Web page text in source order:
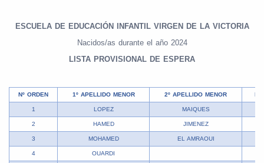
ESCUELA DE EDUCACIÓN INFANTIL VIRGEN DE LA VICTORIA
Nacidos/as durante el año 2024
LISTA PROVISIONAL DE ESPERA
Nº ORDEN 1º APELLIDO MENOR 2º APELLIDO MENOR
1 LOPEZ MAIQUES
2 HAMED JIMENEZ
3 MOHAMED EL AMRAOUI
4 OUARDI